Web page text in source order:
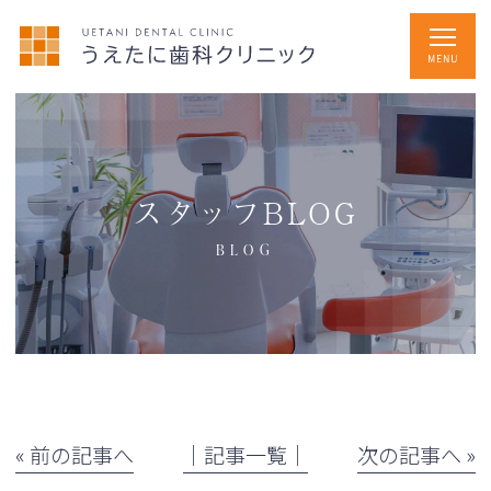
スタッフBLOG
BLOG
« 前の記事へ │記事一覧│ 次の記事へ »